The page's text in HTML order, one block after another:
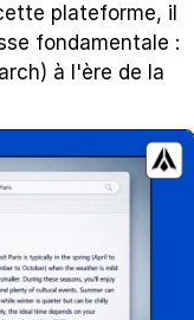
plateforme, il
fondamentale :
à l'ère de la